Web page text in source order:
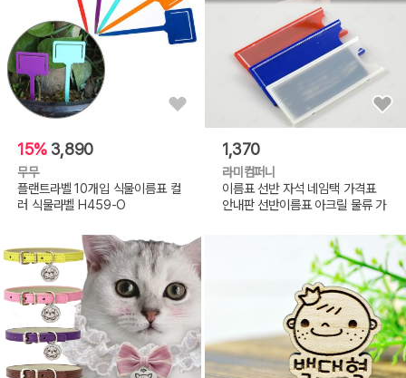
15% 3,890
무무
플랜트라벨 10개입 식물이름표 컬
러 식물라벨 H459-O
1,370
라미컴퍼니
이름표 선반 자석 네임택 가격표
안내판 선반이름표 아크릴 물류 가